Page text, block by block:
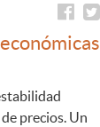
precios. Un